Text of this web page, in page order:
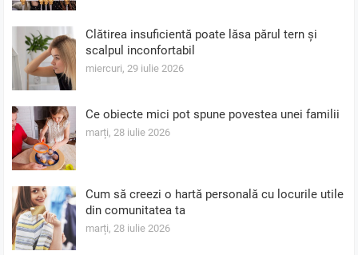
Clătirea insuficientă poate lăsa părul tern și
scalpul inconfortabil
miercuri, 29 iulie 2026
Ce obiecte mici pot spune povestea unei familii
marți, 28 iulie 2026
Cum să creezi o hartă personală cu locurile utile
din comunitatea ta
marți, 28 iulie 2026